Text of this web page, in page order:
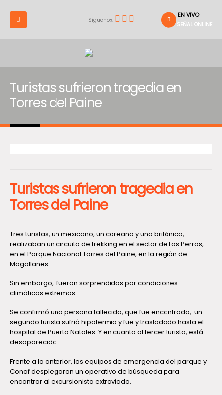
Síguenos:
EN VIVO
SEÑAL ONLINE
Turistas sufrieron tragedia en
Torres del Paine
Turistas sufrieron tragedia en
Torres del Paine
Tres turistas, un mexicano, un coreano y una británica,
realizaban un circuito de trekking en el sector de Los Perros,
en el Parque Nacional Torres del Paine, en la región de
Magallanes
Sin embargo, fueron sorprendidos por condiciones
climáticas extremas.
Se confirmó una persona fallecida, que fue encontrada, un
segundo turista sufrió hipotermia y fue y trasladado hasta el
hospital de Puerto Natales. Y en cuanto al tercer turista, está
desaparecido
Frente a lo anterior, los equipos de emergencia del parque y
Conaf desplegaron un operativo de búsqueda para
encontrar al excursionista extraviado.